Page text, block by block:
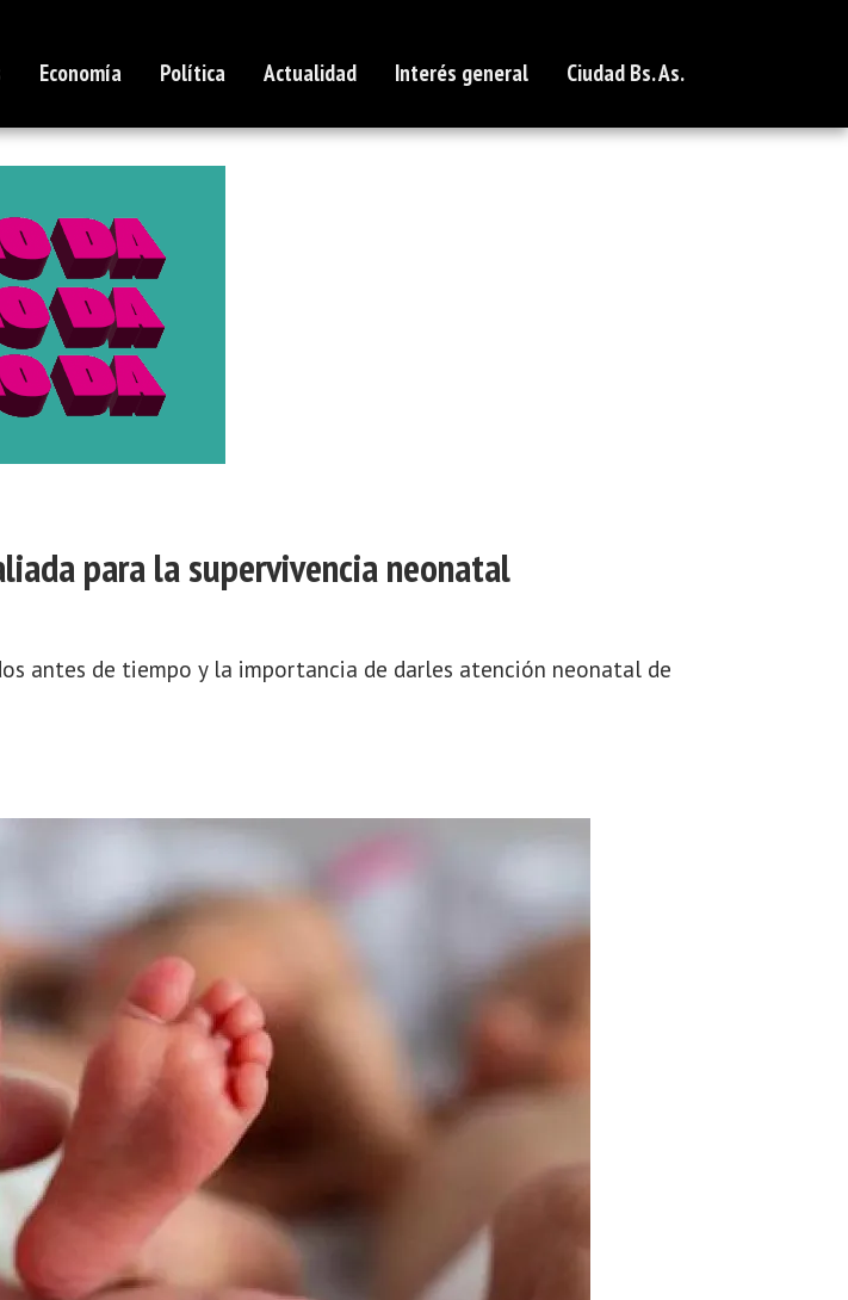
Economía Política Actualidad Interés general Ciudad Bs. As.
para la supervivencia neonatal
antes de tiempo y la importancia de darles atención neonatal de